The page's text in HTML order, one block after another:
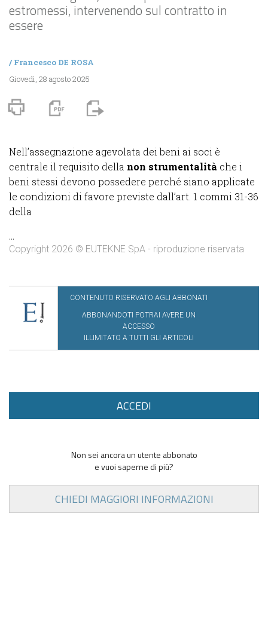
estromessi, intervenendo sul contratto in
essere
/Francesco DE ROSA
Giovedì, 28 agosto 2025
Nell’assegnazione agevolata dei beni ai soci è
centrale il requisito della non strumentalità che i
beni stessi devono possedere perché siano applicate
le condizioni di favore previste dall’art. 1 commi 31-36
della
...
Copyright 2026 © EUTEKNE SpA - riproduzione riservata
CONTENUTO RISERVATO AGLI ABBONATI
ABBONANDOTI POTRAI AVERE UN
ACCESSO
ILLIMITATO A TUTTI GLI ARTICOLI
ACCEDI
Non sei ancora un utente abbonato
e vuoi saperne di più?
CHIEDI MAGGIORI INFORMAZIONI